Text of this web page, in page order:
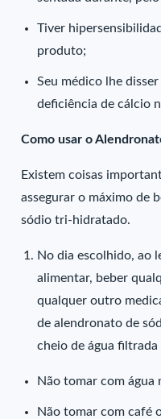
Tiver
produto;
Seu médico lhe
deficiência de cálcio
Como usar o
Existem coisas
assegurar o máximo de
sódio tri-hidratado.
No dia escolhido, ao
alimentar, beber
qualquer outro
de alendronato de
cheio de água filtrada
Não tomar com água
Não tomar com café